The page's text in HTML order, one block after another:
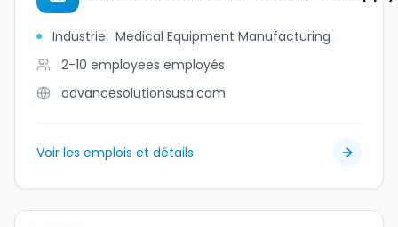
Industrie: Medical Equipment Manufacturing
2-10 employees employés
advancesolutionsusa.com
Voir les emplois et détails